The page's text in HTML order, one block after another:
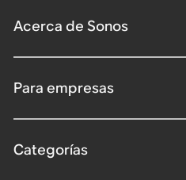
Acerca de Sonos
Para empresas
Categorías